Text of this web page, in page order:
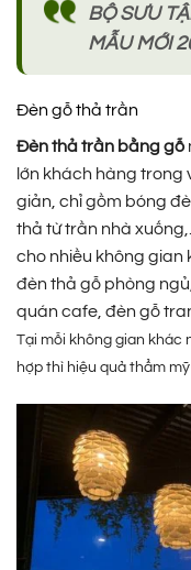
BỘ SƯU
MẪU MỚI
Đèn gỗ thả trần
Đèn thả trần bằng gỗ
lớn khách hàng trong
giản, chỉ gồm bóng
thả từ trần nhà
cho nhiều không gian
đèn thả gỗ phòng
quán cafe, đèn gỗ
Tại mỗi không gian khác
hợp thì hiệu quả thẩm